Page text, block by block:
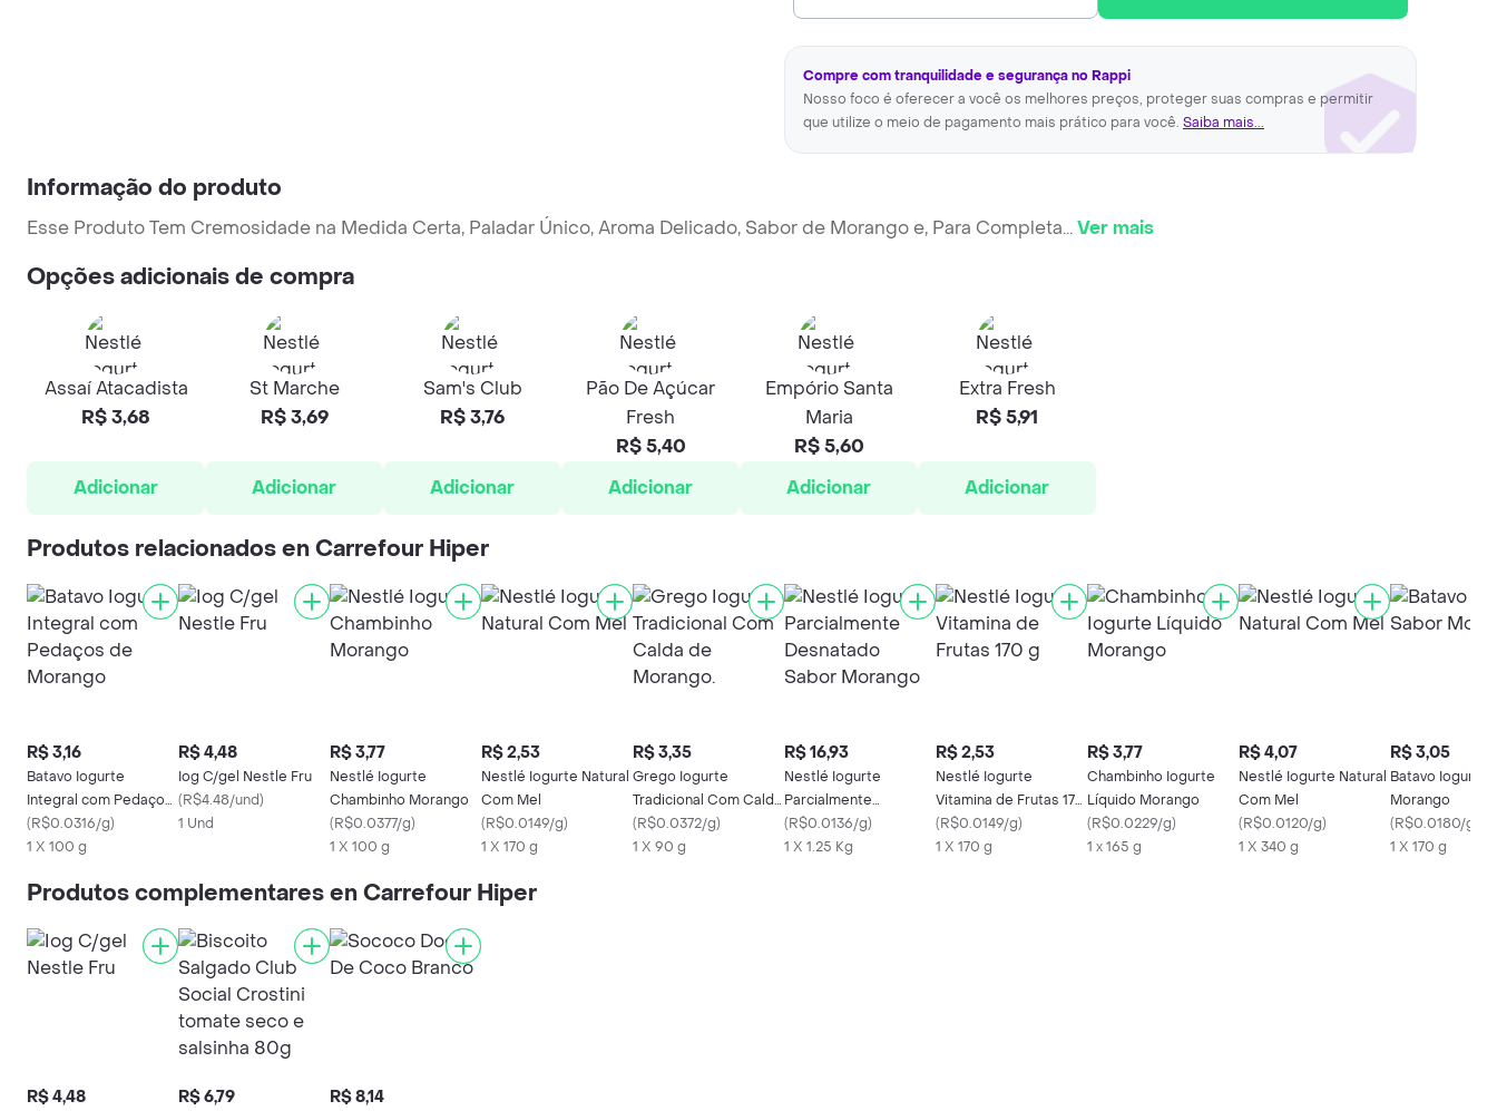
Compre com tranquilidade e segurança no Rappi
Nosso foco é oferecer a você os melhores preços, proteger suas compras e permitir
que utilize o meio de pagamento mais prático para você. Saiba mais...
Informação do produto
Esse Produto Tem Cremosidade na Medida Certa, Paladar Único, Aroma Delicado, Sabor de Morango e, Para Completa...Ver mais
Opções adicionais de compra
Assaí Atacadista
R$ 3,68
Adicionar
St Marche
R$ 3,69
Adicionar
Sam's Club
R$ 3,76
Adicionar
Pão De Açúcar
Fresh
R$ 5,40
Adicionar
Empório Santa
Maria
R$ 5,60
Adicionar
Extra Fresh
R$ 5,91
Adicionar
Produtos relacionados en Carrefour Hiper
R$ 3,16
Batavo Iogurte
Integral com Pedaços
de Morango
(R$0.0316/g)
1 X 100 g
R$ 4,48
Iog C/gel Nestle Fru
(R$4.48/und)
1 Und
R$ 3,77
Nestlé Iogurte
Chambinho Morango
(R$0.0377/g)
1 X 100 g
R$ 2,53
Nestlé Iogurte Natural
Com Mel
(R$0.0149/g)
1 X 170 g
R$ 3,35
Grego Iogurte
Tradicional Com Calda
de Morango.
(R$0.0372/g)
1 X 90 g
R$ 16,93
Nestlé Iogurte
Parcialmente
Desnatado Sabor
Morango
(R$0.0136/g)
1 X 1.25 Kg
R$ 2,53
Nestlé Iogurte
Vitamina de Frutas 170
g
(R$0.0149/g)
1 X 170 g
R$ 3,77
Chambinho Iogurte
Líquido Morango
(R$0.0229/g)
1 x 165 g
R$ 4,07
Nestlé Iogurte Natural
Com Mel
(R$0.0120/g)
1 X 340 g
R$ 3,05
Batavo Iogurte
Morango
(R$0.0180/g
1 X 170 g
Produtos complementares en Carrefour Hiper
R$ 4,48 R$ 6,79 R$ 8,14